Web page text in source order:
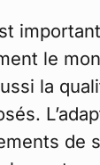
le
la
de